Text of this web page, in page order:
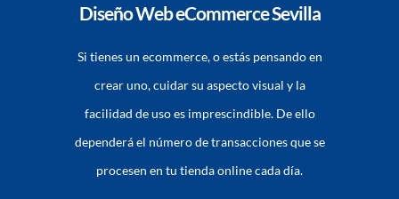
Diseño Web eCommerce Sevilla
Si tienes un ecommerce, o estás pensando en
crear uno, cuidar su aspecto visual y la
facilidad de uso es imprescindible. De ello
dependerá el número de transacciones que se
procesen en tu tienda online cada día.